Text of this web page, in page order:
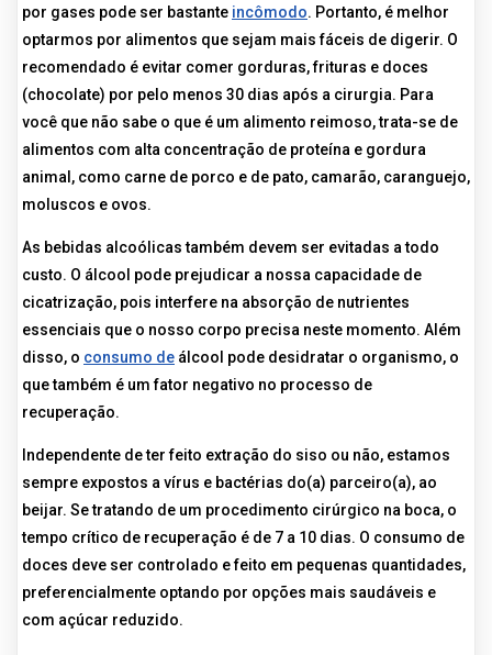
por gases pode ser bastante incômodo. Portanto, é melhor
optarmos por alimentos que sejam mais fáceis de digerir. O
recomendado é evitar comer gorduras, frituras e doces
(chocolate) por pelo menos 30 dias após a cirurgia. Para
você que não sabe o que é um alimento reimoso, trata-se de
alimentos com alta concentração de proteína e gordura
animal, como carne de porco e de pato, camarão, caranguejo,
moluscos e ovos.
As bebidas alcoólicas também devem ser evitadas a todo
custo. O álcool pode prejudicar a nossa capacidade de
cicatrização, pois interfere na absorção de nutrientes
essenciais que o nosso corpo precisa neste momento. Além
disso, o consumo de álcool pode desidratar o organismo, o
que também é um fator negativo no processo de
recuperação.
Independente de ter feito extração do siso ou não, estamos
sempre expostos a vírus e bactérias do(a) parceiro(a), ao
beijar. Se tratando de um procedimento cirúrgico na boca, o
tempo crítico de recuperação é de 7 a 10 dias. O consumo de
doces deve ser controlado e feito em pequenas quantidades,
preferencialmente optando por opções mais saudáveis e
com açúcar reduzido.